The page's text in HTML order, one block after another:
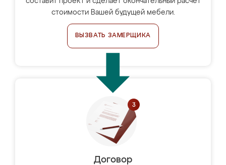
стоимости Вашей будущей мебели.
ВЫЗВАТЬ ЗАМЕРЩИКА
Договор